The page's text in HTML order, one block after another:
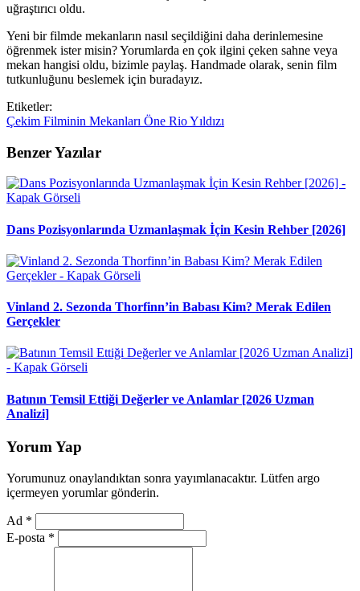
uğraştırıcı oldu.
Yeni bir filmde mekanların nasıl seçildiğini daha derinlemesine
öğrenmek ister misin? Yorumlarda en çok ilgini çeken sahne veya
mekan hangisi oldu, bizimle paylaş. Handmade olarak, senin film
tutkunluğunu beslemek için buradayız.
Etiketler:
Çekim Filminin Mekanları Öne RioYıldızı
Benzer Yazılar
Dans Pozisyonlarında Uzmanlaşmak İçin Kesin Rehber [2026]
Vinland 2. Sezonda Thorfinn’in Babası Kim? Merak Edilen
Gerçekler
Batının Temsil Ettiği Değerler ve Anlamlar [2026 Uzman
Analizi]
Yorum Yap
Yorumunuz onaylandıktan sonra yayımlanacaktır. Lütfen argo
içermeyen yorumlar gönderin.
Ad *
E-posta *